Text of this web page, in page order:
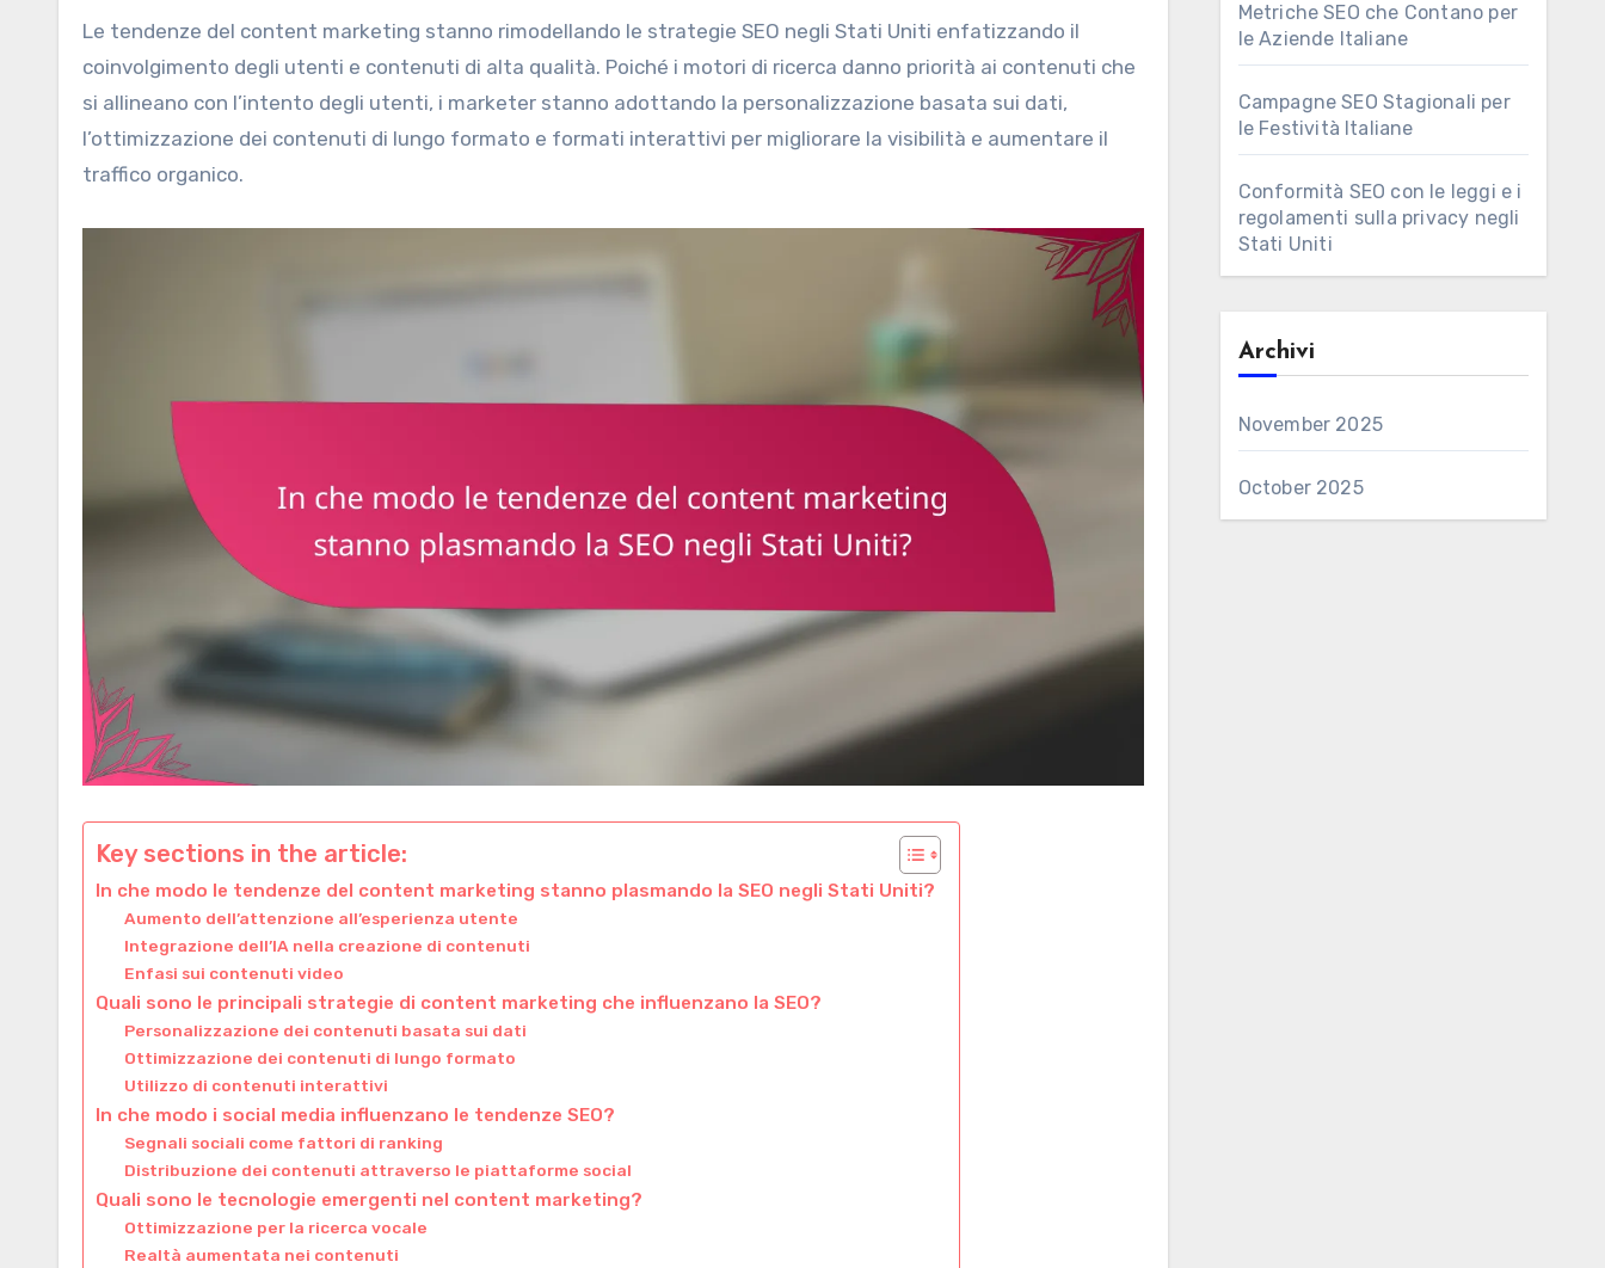
Le tendenze del content marketing stanno rimodellando le strategie SEO negli Stati Uniti enfatizzando il
coinvolgimento degli utenti e contenuti di alta qualità. Poiché i motori di ricerca danno priorità ai contenuti che
si allineano con l’intento degli utenti, i marketer stanno adottando la personalizzazione basata sui dati,
l’ottimizzazione dei contenuti di lungo formato e formati interattivi per migliorare la visibilità e aumentare il
traffico organico.
Key sections in the article:
In che modo le tendenze del content marketing stanno plasmando la SEO negli Stati Uniti?
Aumento dell’attenzione all’esperienza utente
Integrazione dell’IA nella creazione di contenuti
Enfasi sui contenuti video
Quali sono le principali strategie di content marketing che influenzano la SEO?
Personalizzazione dei contenuti basata sui dati
Ottimizzazione dei contenuti di lungo formato
Utilizzo di contenuti interattivi
In che modo i social media influenzano le tendenze SEO?
Segnali sociali come fattori di ranking
Distribuzione dei contenuti attraverso le piattaforme social
Quali sono le tecnologie emergenti nel content marketing?
Ottimizzazione per la ricerca vocale
Realtà aumentata nei contenuti
Metriche SEO che Contano per
le Aziende Italiane
Campagne SEO Stagionali per
le Festività Italiane
Conformità SEO con le leggi e i
regolamenti sulla privacy negli
Stati Uniti
Archivi
November 2025
October 2025